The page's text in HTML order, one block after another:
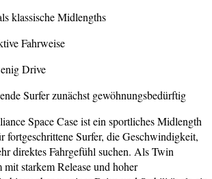
klassische Midlengths
Fahrweise
Drive
Surfer zunächst gewöhnungsbedürftig
Space Case ist ein sportliches Midlength
fortgeschrittene Surfer, die Geschwindigkeit,
direktes Fahrgefühl suchen. Als Twin
mit starkem Release und hoher